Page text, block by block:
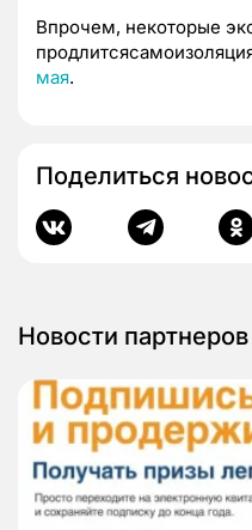
Впрочем, некоторые
мая.
Поделиться
Новости партнеров